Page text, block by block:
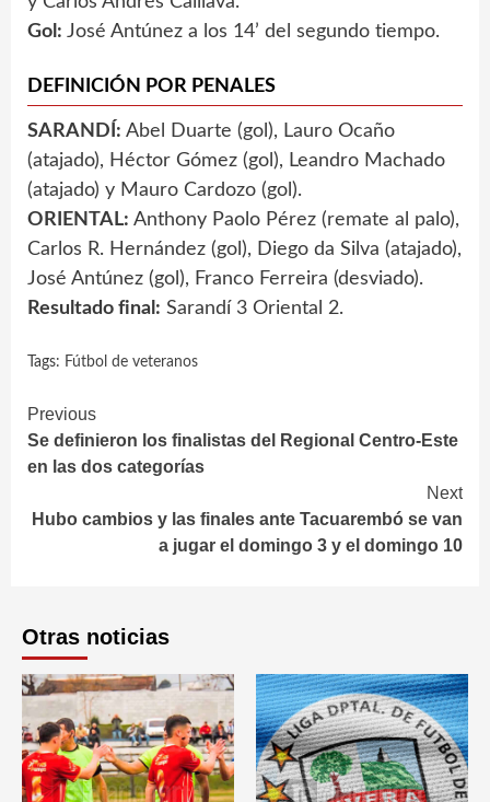
Gol: José Antúnez a los 14’ del segundo tiempo.
DEFINICIÓN POR PENALES
SARANDÍ: Abel Duarte (gol), Lauro Ocaño
(atajado), Héctor Gómez (gol), Leandro Machado
(atajado) y Mauro Cardozo (gol).
ORIENTAL: Anthony Paolo Pérez (remate al palo),
Carlos R. Hernández (gol), Diego da Silva (atajado),
José Antúnez (gol), Franco Ferreira (desviado).
Resultado final: Sarandí 3 Oriental 2.
Tags: Fútbol de veteranos
Continue
Reading
Previous
Se definieron los finalistas del Regional Centro-Este
en las dos categorías
Next
Hubo cambios y las finales ante Tacuarembó se van
a jugar el domingo 3 y el domingo 10
Otras noticias